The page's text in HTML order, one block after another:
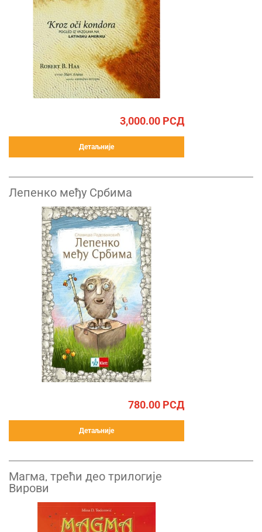
3,000.00 РСД
Детаљније
Лепенко међу Србима
780.00 РСД
Детаљније
Магма, трећи део трилогије
Вирови